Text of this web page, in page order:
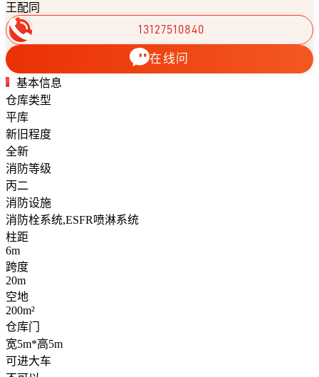
王配同
13127510840
在线问
基本信息
仓库类型
平库
新旧程度
全新
消防等级
丙二
消防设施
消防栓系统,ESFR喷淋系统
柱距
6m
跨度
20m
空地
200m²
仓库门
宽5m*高5m
可进大车